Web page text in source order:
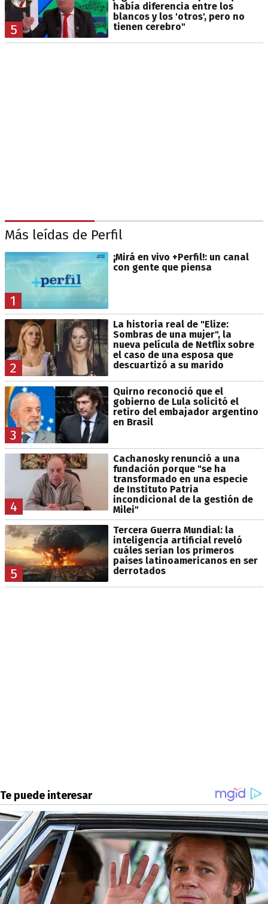
5
había diferencia entre los
blancos y los 'otros', pero no
tienen cerebro"
Más leídas de Perfil
1
¡Mirá en vivo +Perfil!: un canal
con gente que piensa
2
La historia real de "Elize:
Sombras de una mujer", la
nueva película de Netflix sobre
el caso de una esposa que
descuartizó a su marido
3
Quirno reconoció que el
gobierno de Lula solicitó el
retiro del embajador argentino
en Brasil
4
Cachanosky renunció a una
fundación porque "se ha
transformado en una especie
de Instituto Patria
incondicional de la gestión de
Milei"
5
Tercera Guerra Mundial: la
inteligencia artificial reveló
cuáles serían los primeros
países latinoamericanos en ser
derrotados